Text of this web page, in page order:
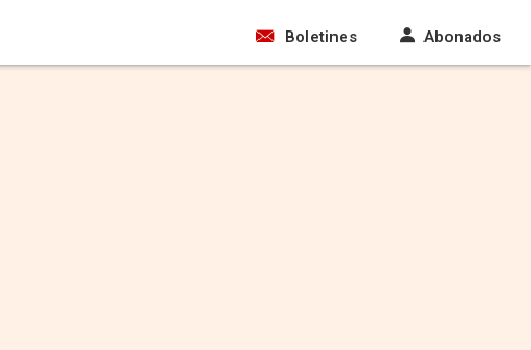
Boletines Abonados